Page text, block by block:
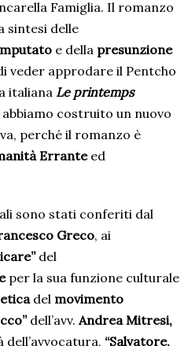
Famiglia. Il romanzo
sintesi delle
e della presunzione
veder approdare il Pentcho
italiana Le printemps
abbiamo costruito un nuovo
perché il romanzo è
Errante ed
sono stati conferiti dal
Greco, ai
del
per la sua funzione culturale
del movimento
dell’avv.Andrea Mitresi,
“Salvatore,